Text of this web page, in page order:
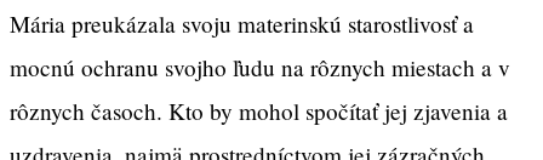
Mária preukázala svoju materinskú starostlivosť a
mocnú ochranu svojho ľudu na rôznych miestach a v
rôznych časoch. Kto by mohol spočítať jej zjavenia a